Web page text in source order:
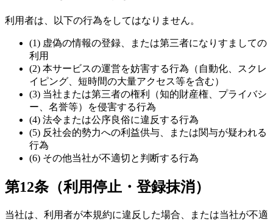
利用者は、以下の行為をしてはなりません。
(1) 虚偽の情報の登録、または第三者になりすましての
利用
(2) 本サービスの運営を妨害する行為（自動化、スクレ
イピング、短時間の大量アクセス等を含む）
(3) 当社または第三者の権利（知的財産権、プライバシ
ー、名誉等）を侵害する行為
(4) 法令または公序良俗に違反する行為
(5) 反社会的勢力への利益供与、または関与が疑われる
行為
(6) その他当社が不適切と判断する行為
第12条（利用停止・登録抹消）
当社は、利用者が本規約に違反した場合、または当社が不適